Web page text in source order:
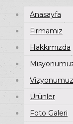
Anasayfa
Firmamız
Hakkımızda
Vizyonumuz
Ürünler
Foto Galeri